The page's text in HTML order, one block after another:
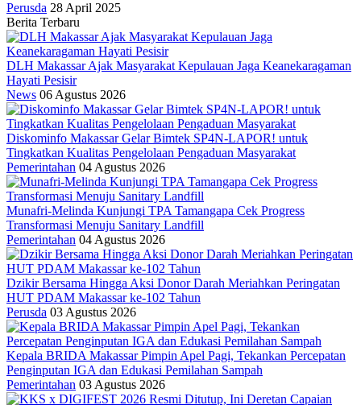
Perusda 28 April 2025
Berita Terbaru
DLH Makassar Ajak Masyarakat Kepulauan Jaga Keanekaragaman
Hayati Pesisir
News 06 Agustus 2026
Diskominfo Makassar Gelar Bimtek SP4N-LAPOR! untuk
Tingkatkan Kualitas Pengelolaan Pengaduan Masyarakat
Pemerintahan 04 Agustus 2026
Munafri-Melinda Kunjungi TPA Tamangapa Cek Progress
Transformasi Menuju Sanitary Landfill
Pemerintahan 04 Agustus 2026
Dzikir Bersama Hingga Aksi Donor Darah Meriahkan Peringatan
HUT PDAM Makassar ke-102 Tahun
Perusda 03 Agustus 2026
Kepala BRIDA Makassar Pimpin Apel Pagi, Tekankan Percepatan
Penginputan IGA dan Edukasi Pemilahan Sampah
Pemerintahan 03 Agustus 2026